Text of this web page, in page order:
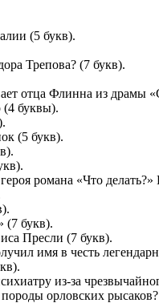
(5 букв).
Трепова? (7 букв).
отца Флинна из драмы
(4 буквы).
(5 букв).
романа «Что делать?»
(7 букв).
Пресли (7 букв).
имя в честь
из-за
орловских